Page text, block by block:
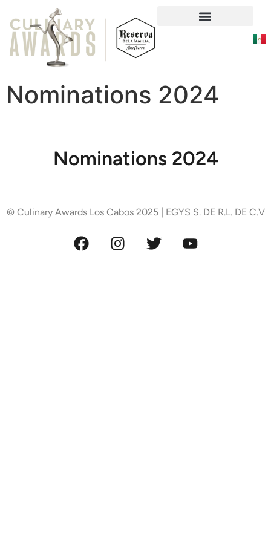
Nominations 2024
Nominations 2024
© Culinary Awards Los Cabos 2025 | EGYS S. DE R.L. DE C.V